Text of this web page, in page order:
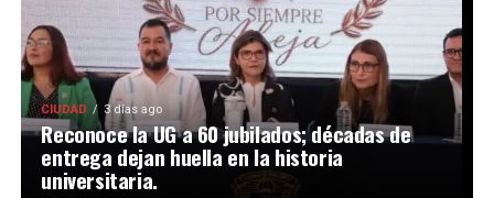
CIUDAD 3 días ago
Reconoce la UG a 60 jubilados; décadas de
entrega dejan huella en la historia
universitaria.